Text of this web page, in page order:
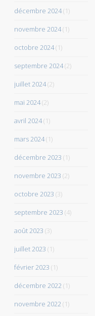
décembre 2024(1)
novembre 2024(1)
octobre 2024(1)
septembre 2024(2)
juillet 2024(2)
mai 2024(2)
avril 2024(1)
mars 2024(1)
décembre 2023 (1)
novembre 2023 (2)
octobre 2023 (3)
septembre 2023 (4)
août 2023 (3)
juillet 2023 (1)
février 2023 (1)
décembre 2022 (1)
novembre 2022 (1)